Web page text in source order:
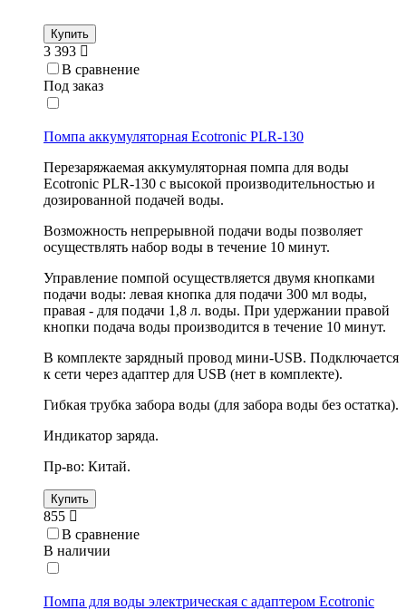
Купить
3 393
В сравнение
Под заказ
Помпа аккумуляторная Ecotronic PLR-130
Перезаряжаемая аккумуляторная помпа для воды
Ecotronic PLR-130 с высокой производительностью и
дозированной подачей воды.
Возможность непрерывной подачи воды позволяет
осуществлять набор воды в течение 10 минут.
Управление помпой осуществляется двумя кнопками
подачи воды: левая кнопка для подачи 300 мл воды,
правая - для подачи 1,8 л. воды. При удержании правой
кнопки подача воды производится в течение 10 минут.
В комплекте зарядный провод мини-USB. Подключается
к сети через адаптер для USB (нет в комплекте).
Гибкая трубка забора воды (для забора воды без остатка).
Индикатор заряда.
Пр-во: Китай.
Купить
855
В сравнение
В наличии
Помпа для воды электрическая с адаптером Ecotronic